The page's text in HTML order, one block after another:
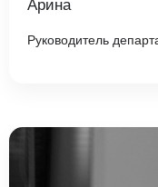
Арина
Руководитель